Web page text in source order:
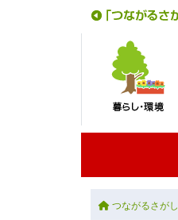
つながるさがし